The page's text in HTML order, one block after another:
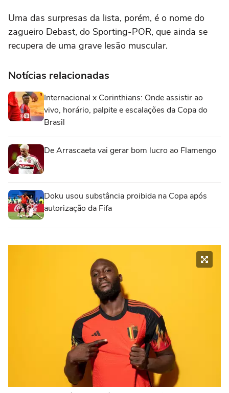
Uma das surpresas da lista, porém, é o nome do
zagueiro Debast, do Sporting-POR, que ainda se
recupera de uma grave lesão muscular.
Notícias relacionadas
Internacional x Corinthians: Onde assistir ao
vivo, horário, palpite e escalações da Copa do
Brasil
De Arrascaeta vai gerar bom lucro ao Flamengo
Doku usou substância proibida na Copa após
autorização da Fifa